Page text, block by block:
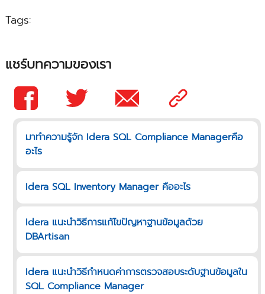
Tags:
แชร์บทความของเรา
มาทำความรู้จัก Idera SQL Compliance Managerคือ
อะไร
Idera SQL Inventory Manager คืออะไร
Idera แนะนำวิธีการแก้ไขปัญหาฐานข้อมูลด้วย
DBArtisan
Idera แนะนำวิธีกำหนดค่าการตรวจสอบระดับฐานข้อมูลใน
SQL Compliance Manager